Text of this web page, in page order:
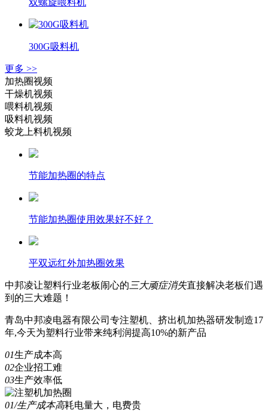
双螺旋喂料机
300G吸料机
更多 >>
加热圈视频
干燥机视频
喂料机视频
吸料机视频
蛟龙上料机视频
节能加热圈的特点
节能加热圈使用效果好不好？
平双远红外加热圈效果
中邦凌让塑料行业老板闹心的 三大顽症消失直接解决老板们遇
到的三大难题！
青岛中邦凌电器有限公司专注塑机、挤出机加热器研发制造17
年,今天为塑料行业带来纯利润提高10%的新产品
01生产成本高
02企业招工难
03生产效率低
01/生产成本高耗电量大，电费贵